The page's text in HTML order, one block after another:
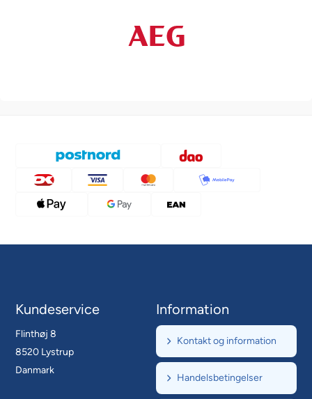
Kundeservice
Flinthøj 8
8520 Lystrup
Danmark
Information
Kontakt og information
Handelsbetingelser